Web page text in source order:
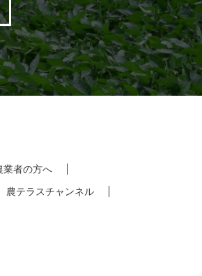
業者の方へ
農テラスチャンネル